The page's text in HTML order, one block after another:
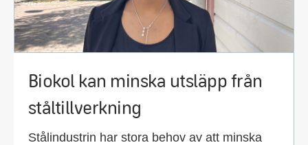
Biokol kan minska utsläpp från
ståltillverkning
Stålindustrin har stora behov av att minska